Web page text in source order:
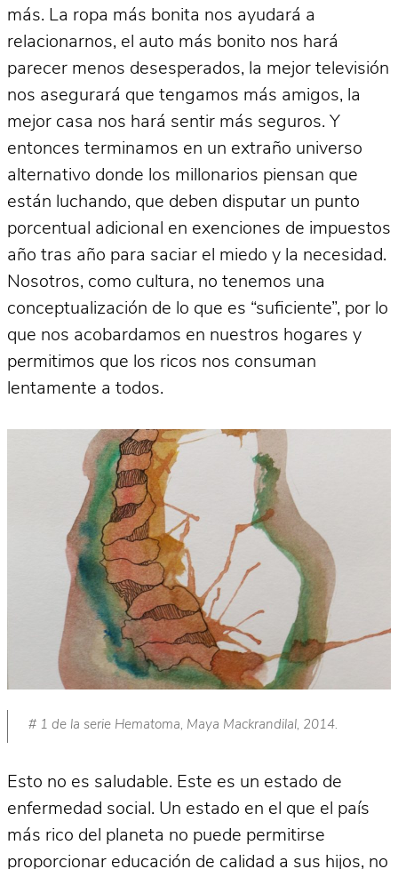
más. La ropa más bonita nos ayudará a
relacionarnos, el auto más bonito nos hará
parecer menos desesperados, la mejor televisión
nos asegurará que tengamos más amigos, la
mejor casa nos hará sentir más seguros. Y
entonces terminamos en un extraño universo
alternativo donde los millonarios piensan que
están luchando, que deben disputar un punto
porcentual adicional en exenciones de impuestos
año tras año para saciar el miedo y la necesidad.
Nosotros, como cultura, no tenemos una
conceptualización de lo que es “suficiente”, por lo
que nos acobardamos en nuestros hogares y
permitimos que los ricos nos consuman
lentamente a todos.
# 1 de la serie Hematoma, Maya Mackrandilal, 2014.
Esto no es saludable. Este es un estado de
enfermedad social. Un estado en el que el país
más rico del planeta no puede permitirse
proporcionar educación de calidad a sus hijos, no